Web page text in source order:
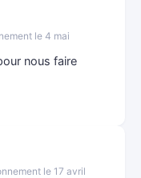
le 4 mai
nous faire
le 17 avril